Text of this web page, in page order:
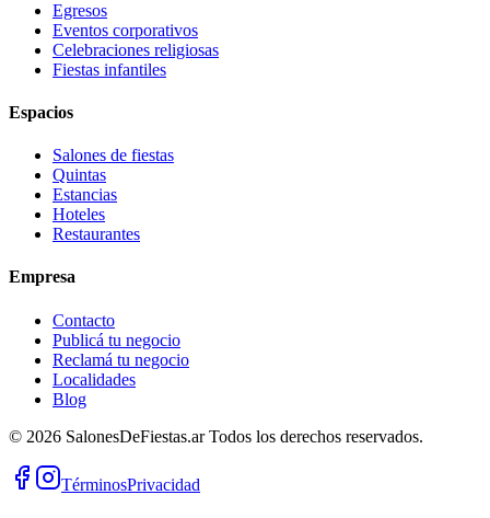
Egresos
Eventos corporativos
Celebraciones religiosas
Fiestas infantiles
Espacios
Salones de fiestas
Quintas
Estancias
Hoteles
Restaurantes
Empresa
Contacto
Publicá tu negocio
Reclamá tu negocio
Localidades
Blog
© 2026 SalonesDeFiestas.arTodos los derechos reservados.
TérminosPrivacidad